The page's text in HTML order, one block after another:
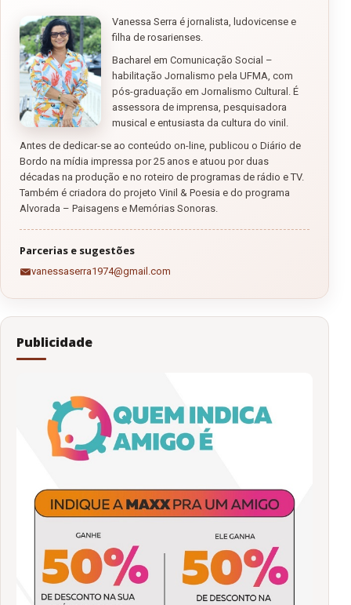
Vanessa Serra é jornalista, ludovicense e
filha de rosarienses.
Bacharel em Comunicação Social –
habilitação Jornalismo pela UFMA, com
pós-graduação em Jornalismo Cultural. É
assessora de imprensa, pesquisadora
musical e entusiasta da cultura do vinil.
Antes de dedicar-se ao conteúdo on-line, publicou o Diário de
Bordo na mídia impressa por 25 anos e atuou por duas
décadas na produção e no roteiro de programas de rádio e TV.
Também é criadora do projeto Vinil & Poesia e do programa
Alvorada – Paisagens e Memórias Sonoras.
Parcerias e sugestões
vanessaserra1974@gmail.com
Publicidade